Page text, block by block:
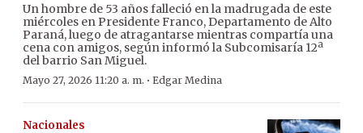
Un hombre de 53 años falleció en la madrugada de este
miércoles en Presidente Franco, Departamento de Alto
Paraná, luego de atragantarse mientras compartía una
cena con amigos, según informó la Subcomisaría 12ª
del barrio San Miguel.
Mayo 27, 2026 11:20 a. m. · Edgar Medina
Nacionales